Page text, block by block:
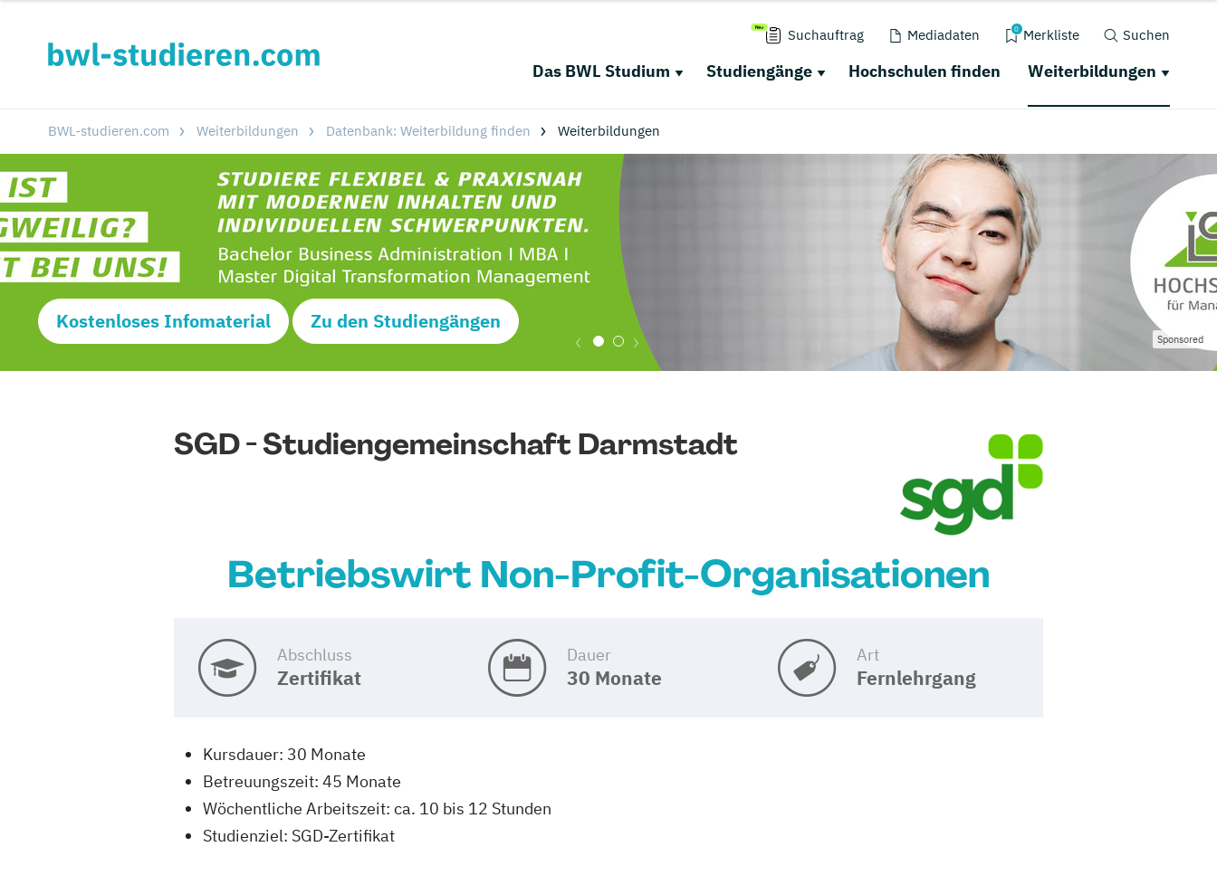
Suchauftrag Mediadaten 0 Merkliste Suchen
Das BWL Studium Studiengänge Hochschulen finden Weiterbildungen
BWL-studieren.com Weiterbildungen Datenbank: Weiterbildung finden Weiterbildungen
Kostenloses Infomaterial Zu den Studiengängen
Sponsored
SGD - Studiengemeinschaft Darmstadt
Betriebswirt Non-Profit-Organisationen
Abschluss
Zertifikat
Dauer
30 Monate
Art
Fernlehrgang
Kursdauer: 30 Monate
Betreuungszeit: 45 Monate
Wöchentliche Arbeitszeit: ca. 10 bis 12 Stunden
Studienziel: SGD-Zertifikat